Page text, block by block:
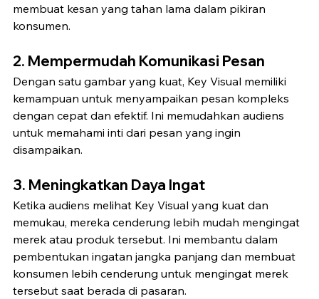
membuat kesan yang tahan lama dalam pikiran
konsumen.
2. Mempermudah Komunikasi Pesan
Dengan satu gambar yang kuat, Key Visual memiliki
kemampuan untuk menyampaikan pesan kompleks
dengan cepat dan efektif. Ini memudahkan audiens
untuk memahami inti dari pesan yang ingin
disampaikan.
3. Meningkatkan Daya Ingat
Ketika audiens melihat Key Visual yang kuat dan
memukau, mereka cenderung lebih mudah mengingat
merek atau produk tersebut. Ini membantu dalam
pembentukan ingatan jangka panjang dan membuat
konsumen lebih cenderung untuk mengingat merek
tersebut saat berada di pasaran.